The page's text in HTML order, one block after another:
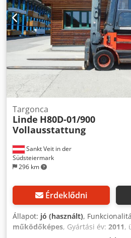
Sankt Veit in der
Südsteiermark
296 km
Targonca
Linde H80D-01/900
Vollausstattung
Érdeklődni
Állapot: jó (használt),
működőképes, Gyártási év: 2011,